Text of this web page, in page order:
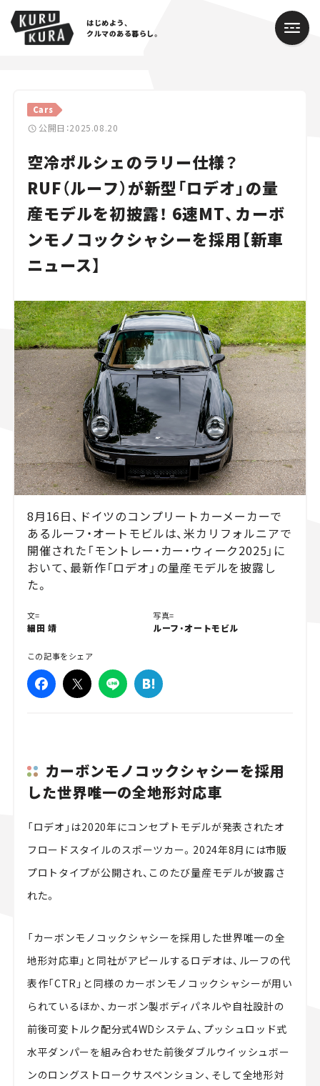
はじめよう、
クルマのある暮らし。
Cars
公開日：2025.08.20
空冷ポルシェのラリー仕様？
RUF（ルーフ）が新型「ロデオ」の量
産モデルを初披露！ 6速MT、カーボ
ンモノコックシャシーを採用【新車
ニュース】
8月16日、ドイツのコンプリートカーメーカーで
あるルーフ・オートモビルは、米カリフォルニアで
開催された「モントレー・カー・ウィーク2025」に
おいて、最新作「ロデオ」の量産モデルを披露し
た。
文=
細田 靖
写真=
ルーフ・オートモビル
この記事をシェア
カーボンモノコックシャシーを採用
した世界唯一の全地形対応車
「ロデオ」は2020年にコンセプトモデルが発表されたオ
フロードスタイルのスポーツカー。2024年8月には市販
プロトタイプが公開され、このたび量産モデルが披露さ
れた。
「カーボンモノコックシャシーを採用した世界唯一の全
地形対応車」と同社がアピールするロデオは、ルーフの代
表作「CTR」と同様のカーボンモノコックシャシーが用い
られているほか、カーボン製ボディパネルや自社設計の
前後可変トルク配分式4WDシステム、プッシュロッド式
水平ダンパーを組み合わせた前後ダブルウイッシュボー
ンのロングストロークサスペンション、そして全地形対
Cars
Lifestyle
Traffic
Special
Series
人気のハッシュタグ
スズキ ジムニー｜Suzuki Jimny
スズキ｜Suzuki
マツダ｜Mazda
マツダ ロードスター｜Mazda Roadster